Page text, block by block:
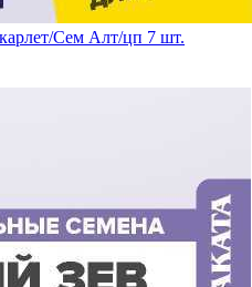
Сем Алт/цп 7 шт.